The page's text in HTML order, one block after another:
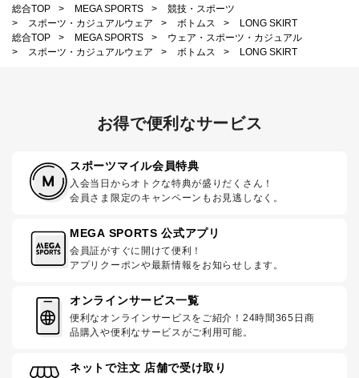
総合TOP > MEGA SPORTS >
競技・スポーツ
>
スポーツ・カジュアルウェア > ボトムス >
LONG SKIRT
総合TOP
> MEGA SPORTS >
ウェア・スポーツ・カジュアル
>
スポーツ・カジュアルウェア > ボトムス > LONG SKIRT
お得で便利なサービス
スポーツマイル会員特典
入会当日からオトクな特典が盛りだくさん！
会員さま限定のキャンペーンもお見逃しなく。
MEGA SPORTS 公式アプリ
会員証がすぐに開けて便利！
アプリクーポンや最新情報をお知らせします。
オンラインサービス一覧
便利なオンラインサービスをご紹介！24時間365日商
品購入や便利なサービスがご利用可能。
ネットで注文 店舗で受け取り